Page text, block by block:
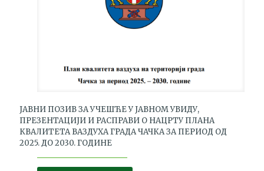
ЈАВНИ ПОЗИВ ЗА УЧЕШЋЕ У ЈАВНОМ УВИДУ,
ПРЕЗЕНТАЦИЈИ И РАСПРАВИ О НАЦРТУ ПЛАНА
КВАЛИТЕТА ВАЗДУХА ГРАДА ЧАЧКА ЗА ПЕРИОД ОД
2025. ДО 2030. ГОДИНЕ